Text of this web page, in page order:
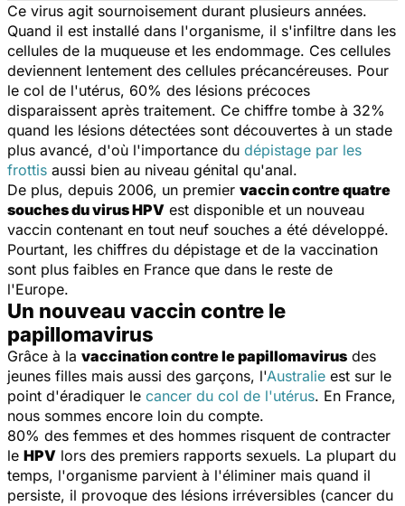
Ce virus agit sournoisement durant plusieurs années.
Quand il est installé dans l'organisme, il s'infiltre dans les
cellules de la muqueuse et les endommage. Ces cellules
deviennent lentement des cellules précancéreuses. Pour
le col de l'utérus, 60% des lésions précoces
disparaissent après traitement. Ce chiffre tombe à 32%
quand les lésions détectées sont découvertes à un stade
plus avancé, d'où l'importance du dépistage par les
frottis aussi bien au niveau génital qu'anal.
De plus, depuis 2006, un premier vaccin contre quatre
souches du virus HPV est disponible et un nouveau
vaccin contenant en tout neuf souches a été développé.
Pourtant, les chiffres du dépistage et de la vaccination
sont plus faibles en France que dans le reste de
l'Europe.
Un nouveau vaccin contre le
papillomavirus
Grâce à la vaccination contre le papillomavirus des
jeunes filles mais aussi des garçons, l'Australie est sur le
point d'éradiquer le cancer du col de l'utérus. En France,
nous sommes encore loin du compte.
80% des femmes et des hommes risquent de contracter
le HPV lors des premiers rapports sexuels. La plupart du
temps, l'organisme parvient à l'éliminer mais quand il
persiste, il provoque des lésions irréversibles (cancer du